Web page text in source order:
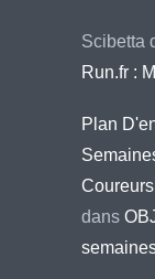
Scibetta
Run.fr :
Plan
dans